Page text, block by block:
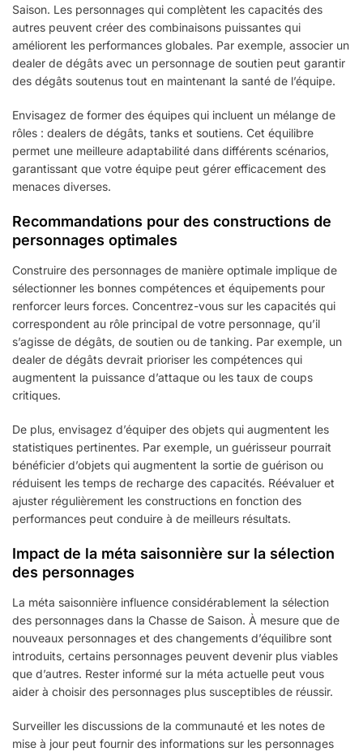
Saison. Les personnages qui complètent les capacités des
autres peuvent créer des combinaisons puissantes qui
améliorent les performances globales. Par exemple, associer un
dealer de dégâts avec un personnage de soutien peut garantir
des dégâts soutenus tout en maintenant la santé de l’équipe.
Envisagez de former des équipes qui incluent un mélange de
rôles : dealers de dégâts, tanks et soutiens. Cet équilibre
permet une meilleure adaptabilité dans différents scénarios,
garantissant que votre équipe peut gérer efficacement des
menaces diverses.
Recommandations pour des constructions de
personnages optimales
Construire des personnages de manière optimale implique de
sélectionner les bonnes compétences et équipements pour
renforcer leurs forces. Concentrez-vous sur les capacités qui
correspondent au rôle principal de votre personnage, qu’il
s’agisse de dégâts, de soutien ou de tanking. Par exemple, un
dealer de dégâts devrait prioriser les compétences qui
augmentent la puissance d’attaque ou les taux de coups
critiques.
De plus, envisagez d’équiper des objets qui augmentent les
statistiques pertinentes. Par exemple, un guérisseur pourrait
bénéficier d’objets qui augmentent la sortie de guérison ou
réduisent les temps de recharge des capacités. Réévaluer et
ajuster régulièrement les constructions en fonction des
performances peut conduire à de meilleurs résultats.
Impact de la méta saisonnière sur la sélection
des personnages
La méta saisonnière influence considérablement la sélection
des personnages dans la Chasse de Saison. À mesure que de
nouveaux personnages et des changements d’équilibre sont
introduits, certains personnages peuvent devenir plus viables
que d’autres. Rester informé sur la méta actuelle peut vous
aider à choisir des personnages plus susceptibles de réussir.
Surveiller les discussions de la communauté et les notes de
mise à jour peut fournir des informations sur les personnages